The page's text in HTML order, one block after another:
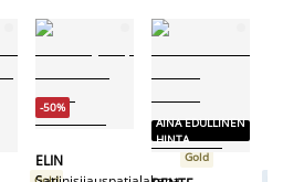
-50%
ELIN
Gold
AINA EDULLINEN
HINTA